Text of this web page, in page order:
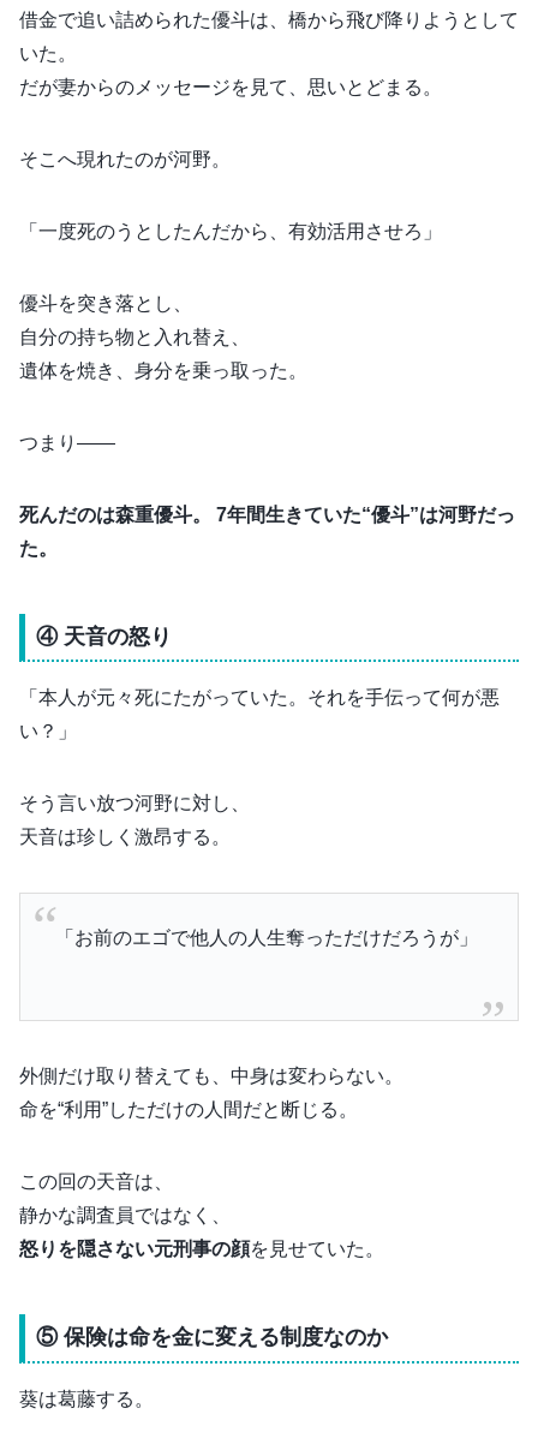
借金で追い詰められた優斗は、橋から飛び降りようとして
いた。
だが妻からのメッセージを見て、思いとどまる。
そこへ現れたのが河野。
「一度死のうとしたんだから、有効活用させろ」
優斗を突き落とし、
自分の持ち物と入れ替え、
遺体を焼き、身分を乗っ取った。
つまり――
死んだのは森重優斗。 7年間生きていた“優斗”は河野だっ
た。
④ 天音の怒り
「本人が元々死にたがっていた。それを手伝って何が悪
い？」
そう言い放つ河野に対し、
天音は珍しく激昂する。
「お前のエゴで他人の人生奪っただけだろうが」
外側だけ取り替えても、中身は変わらない。
命を“利用”しただけの人間だと断じる。
この回の天音は、
静かな調査員ではなく、
怒りを隠さない元刑事の顔を見せていた。
⑤ 保険は命を金に変える制度なのか
葵は葛藤する。